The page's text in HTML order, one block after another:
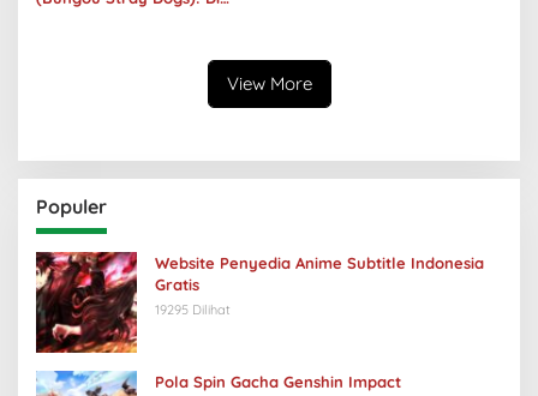
View More
Populer
Website Penyedia Anime Subtitle Indonesia
Gratis
19295 Dilihat
Pola Spin Gacha Genshin Impact